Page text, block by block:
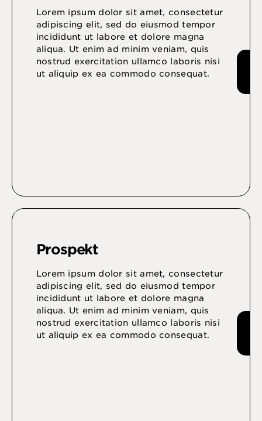
Lorem ipsum dolor sit amet, consectetur
adipiscing elit, sed do eiusmod tempor
incididunt ut labore et dolore magna
aliqua. Ut enim ad minim veniam, quis
nostrud exercitation ullamco laboris nisi
ut aliquip ex ea commodo consequat.
Prospekt
Lorem ipsum dolor sit amet, consectetur
adipiscing elit, sed do eiusmod tempor
incididunt ut labore et dolore magna
aliqua. Ut enim ad minim veniam, quis
nostrud exercitation ullamco laboris nisi
ut aliquip ex ea commodo consequat.